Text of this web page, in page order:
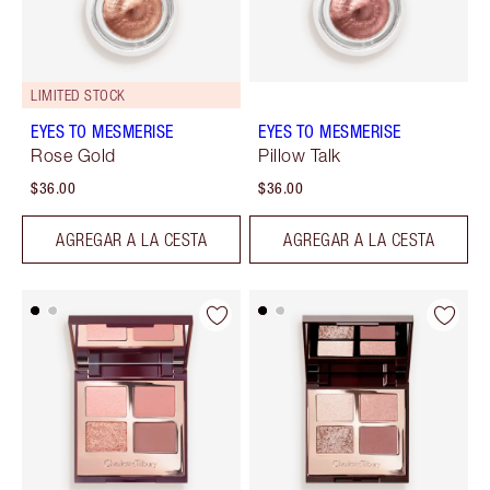
LIMITED STOCK
EYES TO MESMERISE
Rose Gold
$36.00
AGREGAR A LA CESTA
EYES TO MESMERISE
Pillow Talk
$36.00
AGREGAR A LA CESTA